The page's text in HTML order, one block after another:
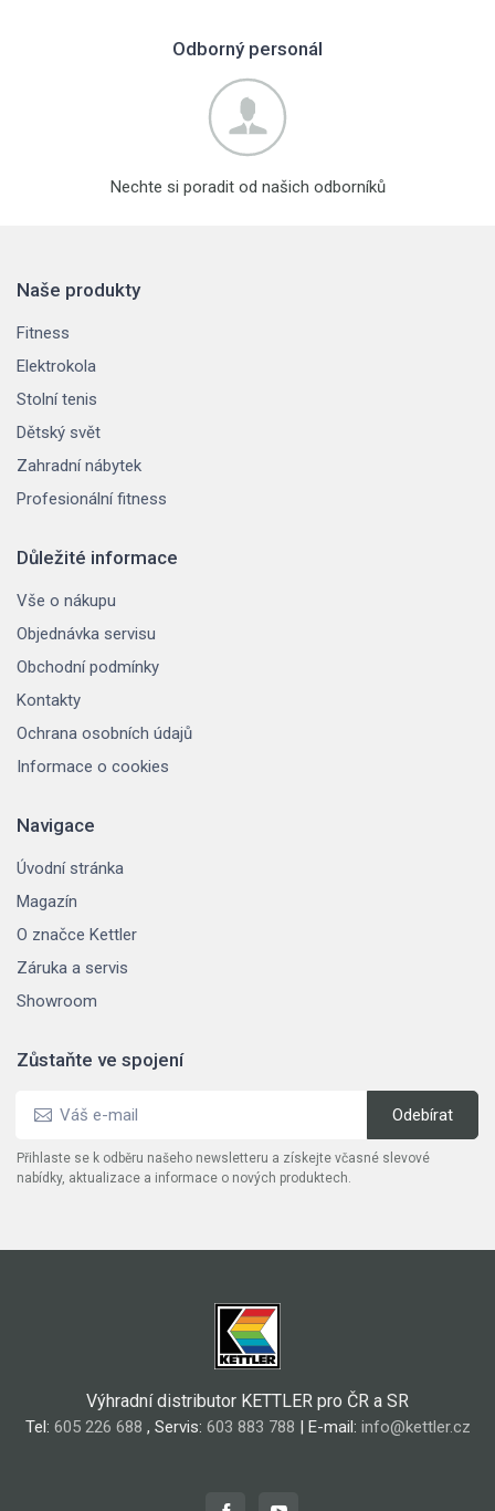
Odborný personál
Nechte si poradit od našich odborníků
Naše produkty
Fitness
Elektrokola
Stolní tenis
Dětský svět
Zahradní nábytek
Profesionální fitness
Důležité informace
Vše o nákupu
Objednávka servisu
Obchodní podmínky
Kontakty
Ochrana osobních údajů
Informace o cookies
Navigace
Úvodní stránka
Magazín
O značce Kettler
Záruka a servis
Showroom
Zůstaňte ve spojení
Přihlaste se k odběru našeho newsletteru a získejte včasné slevové
nabídky, aktualizace a informace o nových produktech.
Výhradní distributor KETTLER pro ČR a SR
Tel: 605 226 688 , Servis: 603 883 788 | E-mail: info@kettler.cz